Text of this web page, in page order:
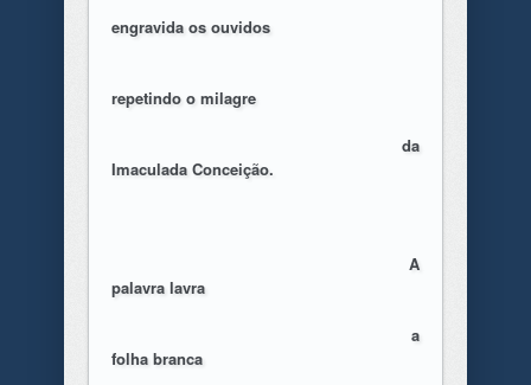
engravida os ouvidos
repetindo o milagre
da
Imaculada Conceição.
A
palavra lavra
a
folha branca